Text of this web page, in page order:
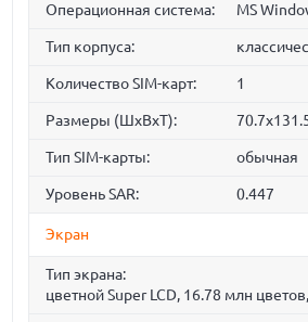
Операционная система: MS
Тип корпуса:
Количество SIM-карт: 1
Размеры (ШxВxТ):
Тип SIM-карты: обычная
Уровень SAR: 0.447
Экран
Тип экрана:
цветной Super LCD, 16.78 млн